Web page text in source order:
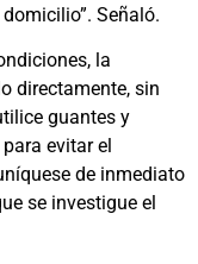
Señaló.
la
directamente, sin
guantes y
evitar el
de inmediato
se investigue el